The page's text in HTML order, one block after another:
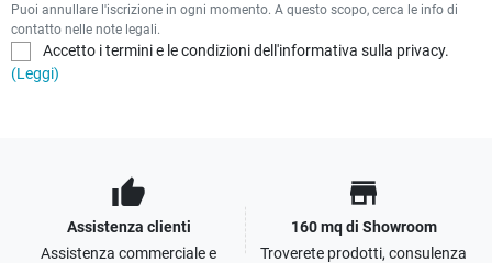
Puoi annullare l'iscrizione in ogni momento. A questo scopo, cerca le info di
contatto nelle note legali.
Accetto i termini e le condizioni dell'informativa sulla privacy.
(Leggi)
thumb_up
Assistenza clienti
Assistenza commerciale e
store
160 mq di Showroom
Troverete prodotti, consulenza